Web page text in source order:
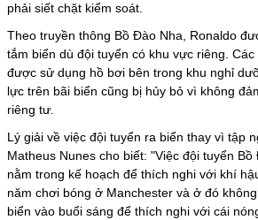
phải siết chặt kiểm soát.
Theo truyền thông Bồ Đào Nha, Ronaldo
tắm biển dù đội tuyển có khu vực riêng.
được sử dụng hồ bơi bên trong khu nghỉ
lực trên bãi biển cũng bị hủy bỏ vì không
riêng tư.
Lý giải về việc đội tuyển ra biển thay vì tập
Matheus Nunes cho biết: "Việc đội tuyển
nằm trong kế hoạch để thích nghi với khí
năm chơi bóng ở Manchester và ở đó
biển vào buổi sáng để thích nghi với cái